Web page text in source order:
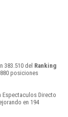
383.510 del Ranking
posiciones
Espectaculos Directo
en 194